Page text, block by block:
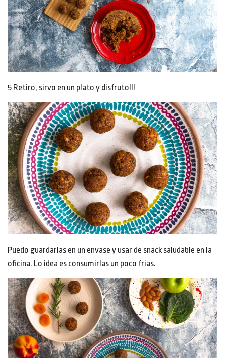
5 Retiro, sirvo en un plato y disfruto!!!
Puedo guardarlas en un envase y usar de snack saludable en la
oficina. Lo idea es consumirlas un poco frias.